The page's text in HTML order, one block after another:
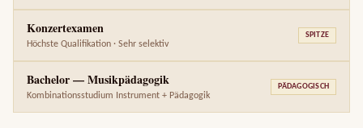
Konzertexamen
Höchste Qualifikation · Sehr selektiv
SPITZE
Bachelor — Musikpädagogik
Kombinationsstudium Instrument + Pädagogik
PÄDAGOGISCH